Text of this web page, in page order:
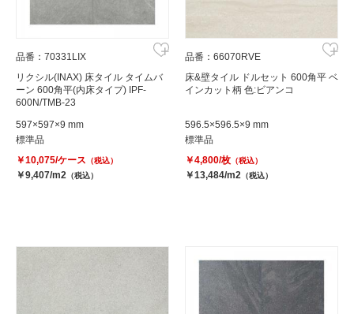
品番：70331LIX
リクシル(INAX) 床タイル タイムバ
ーン 600角平(内床タイプ) IPF-
600N/TMB-23
597×597×9 mm
標準品
￥10,075/ケース （税込）
￥9,407/m2 （税込）
品番：66070RVE
床&壁タイル ドルセット 600角平 ベ
インカット柄 色:ビアンコ
596.5×596.5×9 mm
標準品
￥4,800/枚 （税込）
￥13,484/m2 （税込）